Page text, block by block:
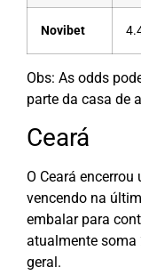
Novibet
Obs: As odds
parte da casa de
Ceará
O Ceará
vencendo na
embalar para
atualmente soma
geral.